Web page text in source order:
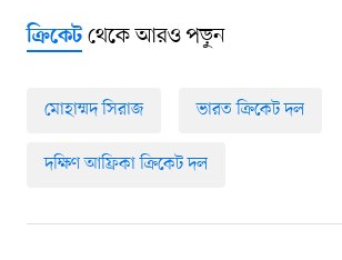
ক্রিকেটথেকে আরও পড়ুন
মোহাম্মদ সিরাজ ভারত ক্রিকেট দল
দক্ষিণ আফ্রিকা ক্রিকেট দল